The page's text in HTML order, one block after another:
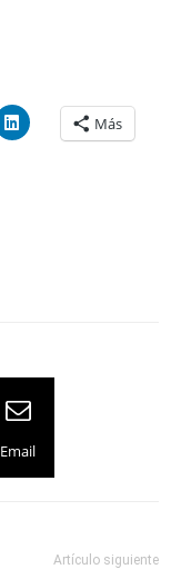
Más
Email
Artículo siguiente